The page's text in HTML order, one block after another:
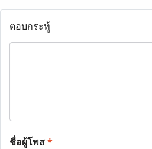
ตอบกระทู้
ชื่อผู้โพส*